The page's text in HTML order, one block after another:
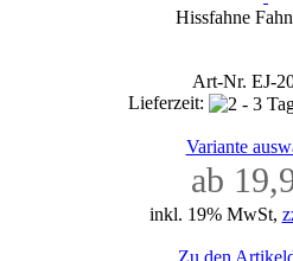
Hissfahne
Art-Nr. EJ-
Lieferzeit:
Variante
ab
inkl. 19% MwSt,